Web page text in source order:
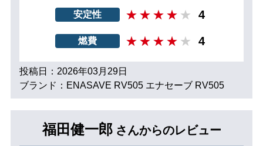
安定性 4
燃費 4
投稿日：2026年03月29日
ブランド：ENASAVE RV505 エナセーブ RV505
福田健一郎 さんからのレビュー